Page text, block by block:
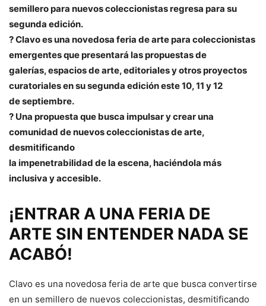
semillero para nuevos coleccionistas regresa para su
segunda edición.
? Clavo es una novedosa feria de arte para coleccionistas
emergentes que presentará las propuestas de
galerías, espacios de arte, editoriales y otros proyectos
curatoriales en su segunda edición este 10, 11 y 12
de septiembre.
? Una propuesta que busca impulsar y crear una
comunidad de nuevos coleccionistas de arte,
desmitificando
la impenetrabilidad de la escena, haciéndola más
inclusiva y accesible.
¡ENTRAR A UNA FERIA DE
ARTE SIN ENTENDER NADA SE
ACABÓ!
Clavo es una novedosa feria de arte que busca convertirse
en un semillero de nuevos coleccionistas, desmitificando